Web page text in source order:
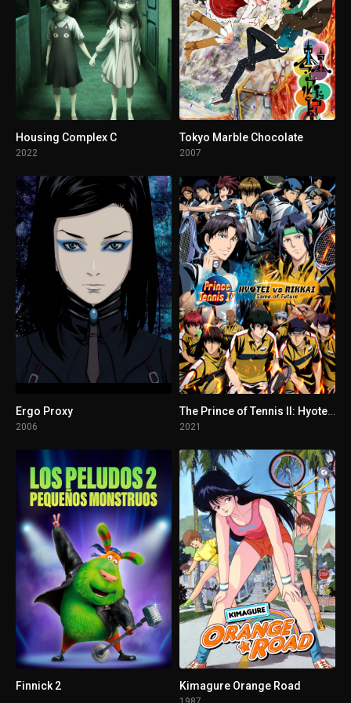
Nuestra primera cita
1 - 6 Episodio 6
Mi primera confesión
1 - 8
1 - 9 Mi Primer Cumpleaños
1 - 10 Estudiante de primer año de 2do
1 - 11 Primera exploración escolar
1 - 12 Mi primer amor
Housing Complex C
2022
Tokyo Marble Chocolate
2007
Ergo Proxy
2006
The Prince of Tennis II: Hyotei vs Rikkai - Game of Future
2021
Finnick 2 Kimagure Orange Road